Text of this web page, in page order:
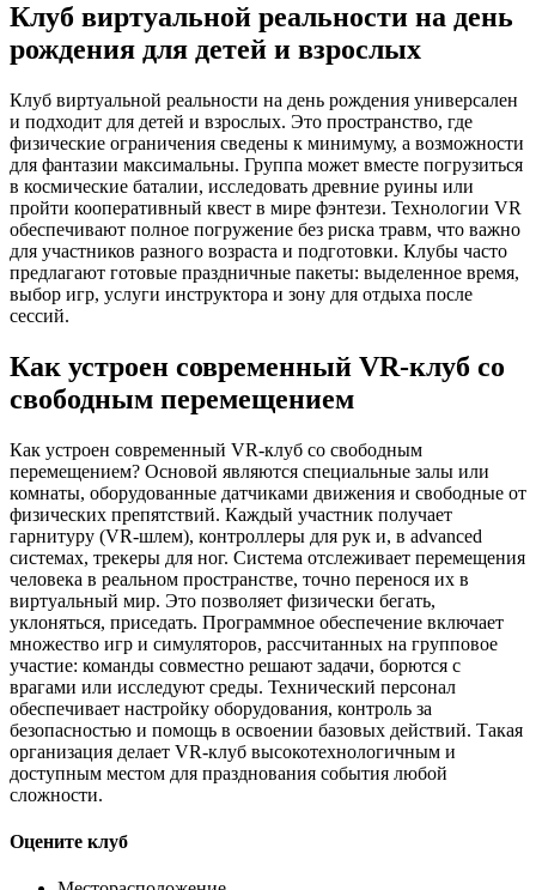
Клуб виртуальной реальности на день
рождения для детей и взрослых
Клуб виртуальной реальности на день рождения универсален
и подходит для детей и взрослых. Это пространство, где
физические ограничения сведены к минимуму, а возможности
для фантазии максимальны. Группа может вместе погрузиться
в космические баталии, исследовать древние руины или
пройти кооперативный квест в мире фэнтези. Технологии VR
обеспечивают полное погружение без риска травм, что важно
для участников разного возраста и подготовки. Клубы часто
предлагают готовые праздничные пакеты: выделенное время,
выбор игр, услуги инструктора и зону для отдыха после
сессий.
Как устроен современный VR-клуб со
свободным перемещением
Как устроен современный VR-клуб со свободным
перемещением? Основой являются специальные залы или
комнаты, оборудованные датчиками движения и свободные от
физических препятствий. Каждый участник получает
гарнитуру (VR-шлем), контроллеры для рук и, в advanced
системах, трекеры для ног. Система отслеживает перемещения
человека в реальном пространстве, точно перенося их в
виртуальный мир. Это позволяет физически бегать,
уклоняться, приседать. Программное обеспечение включает
множество игр и симуляторов, рассчитанных на групповое
участие: команды совместно решают задачи, борются с
врагами или исследуют среды. Технический персонал
обеспечивает настройку оборудования, контроль за
безопасностью и помощь в освоении базовых действий. Такая
организация делает VR-клуб высокотехнологичным и
доступным местом для празднования события любой
сложности.
Оцените клуб